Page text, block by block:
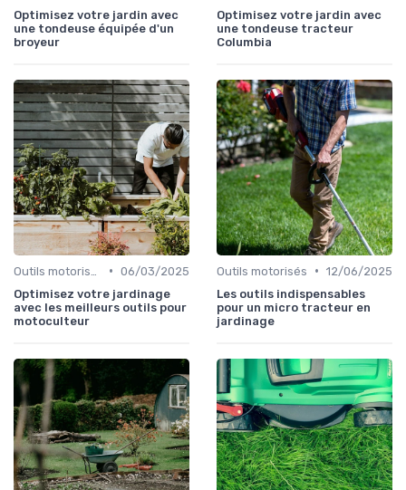
Optimisez votre jardin avec
une tondeuse équipée d'un
broyeur
Optimisez votre jardin avec
une tondeuse tracteur
Columbia
• 06/03/2025
Optimisez votre jardinage
avec les meilleurs outils pour
motoculteur
Outils motorisés • 12/06/2025
Les outils indispensables
pour un micro tracteur en
jardinage